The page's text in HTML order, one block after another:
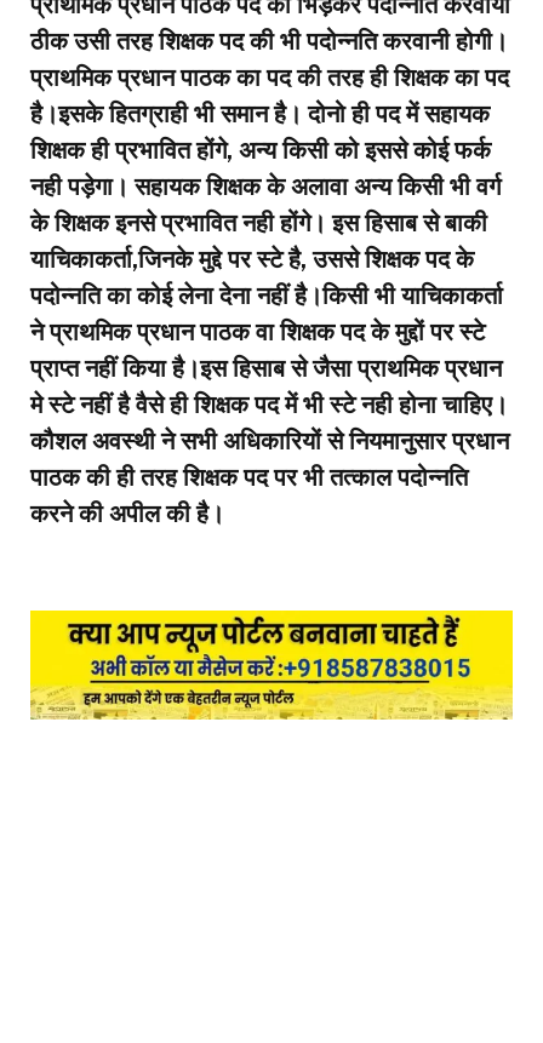
ठीक उसी तरह शिक्षक पद की भी पदोन्नति करवानी होगी।
प्राथमिक प्रधान पाठक का पद की तरह ही शिक्षक का पद
है।इसके हितग्राही भी समान है। दोनो ही पद में सहायक
शिक्षक ही प्रभावित होंगे, अन्य किसी को इससे कोई फर्क
नही पड़ेगा। सहायक शिक्षक के अलावा अन्य किसी भी वर्ग
के शिक्षक इनसे प्रभावित नही होंगे। इस हिसाब से बाकी
याचिकाकर्ता,जिनके मुद्दे पर स्टे है, उससे शिक्षक पद के
पदोन्नति का कोई लेना देना नहीं है।किसी भी याचिकाकर्ता
ने प्राथमिक प्रधान पाठक वा शिक्षक पद के मुद्दों पर स्टे
प्राप्त नहीं किया है।इस हिसाब से जैसा प्राथमिक प्रधान
मे स्टे नहीं है वैसे ही शिक्षक पद में भी स्टे नही होना चाहिए।
कौशल अवस्थी ने सभी अधिकारियों से नियमानुसार प्रधान
पाठक की ही तरह शिक्षक पद पर भी तत्काल पदोन्नति
करने की अपील की है।